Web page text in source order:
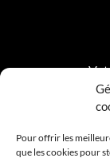
Pour offrir les
que les cookies pour